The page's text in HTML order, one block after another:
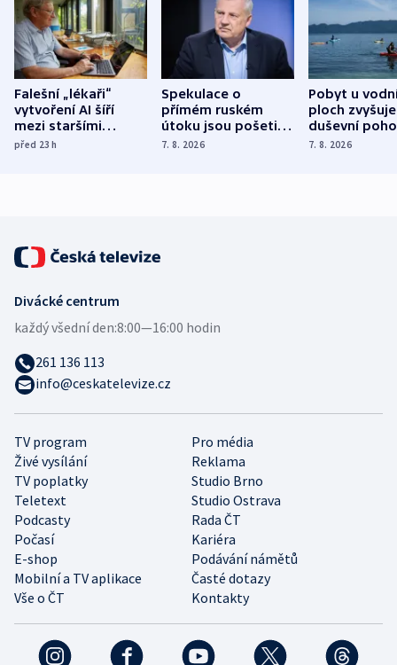
Falešní „lékaři“
vytvoření AI šíří
mezi staršími
Poláky nebezpečné
před 23h
Spekulace o
přímém ruském
útoku jsou pošetilé,
míní estonský
7. 8. 2026
Pobyt u
ploch zvyšuje
duševní
ukázala
7. 8. 2026
TV program
Pro média
Živé vysílání
Reklama
TV poplatky
Studio Brno
Teletext
Studio Ostrava
Podcasty
Rada ČT
Počasí
Kariéra
E-shop
Podávání námětů
Mobilní a TV aplikace
Časté dotazy
Vše o ČT
Kontakty
Divácké centrum
každý všední den:8:00—16:00 hodin
261 136 113
info@ceskatelevize.cz